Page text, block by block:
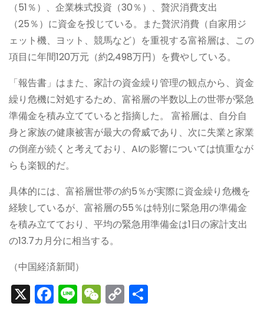
（51％）、企業株式投資（30％）、贅沢消費支出
（25％）に資金を投じている。また贅沢消費（自家用ジ
ェット機、ヨット、競馬など）を重視する富裕層は、この
項目に年間120万元（約2,498万円）を費やしている。
「報告書」はまた、家計の資金繰り管理の観点から、資金
繰り危機に対処するため、富裕層の半数以上の世帯が緊急
準備金を積み立てていると指摘した。 富裕層は、自分自
身と家族の健康被害が最大の脅威であり、次に失業と家業
の倒産が続くと考えており、AIの影響については慎重なが
らも楽観的だ。
具体的には、富裕層世帯の約5％が実際に資金繰り危機を
経験しているが、富裕層の55％は特別に緊急用の準備金
を積み立てており、平均の緊急用準備金は1日の家計支出
の13.7カ月分に相当する。
（中国経済新聞）
X F Li W C